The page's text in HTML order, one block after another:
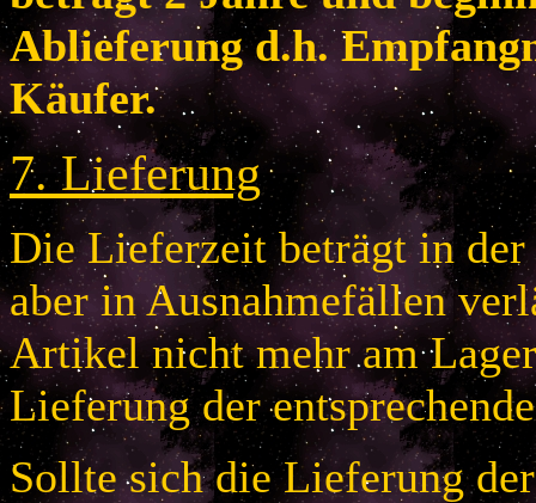
Ablieferung d.h.
Käufer.
7.Lieferung
Die Lieferzeit beträgt in der
aber in Ausnahmefällen
Artikel nicht mehr am
Lieferung der
Sollte sich die Lieferung